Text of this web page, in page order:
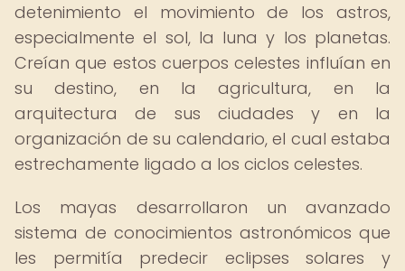
detenimiento el movimiento de los astros,
especialmente el sol, la luna y los planetas.
Creían que estos cuerpos celestes influían en
su destino, en la agricultura, en la
arquitectura de sus ciudades y en la
organización de su calendario, el cual estaba
estrechamente ligado a los ciclos celestes.
Los mayas desarrollaron un avanzado
sistema de conocimientos astronómicos que
les permitía predecir eclipses solares y